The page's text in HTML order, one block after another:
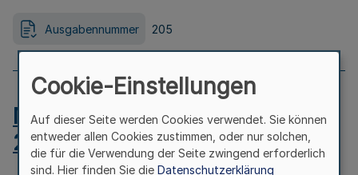
Ausgabennummer 205
MB.NRW 2026 Nr. 204 vom
24.07.2026
Cookie-Einstellungen
Auf dieser Seite werden Cookies verwendet. Sie können
entweder allen Cookies zustimmen, oder nur solchen,
die für die Verwendung der Seite zwingend erforderlich
sind. Hier finden Sie die Datenschutzerklärung